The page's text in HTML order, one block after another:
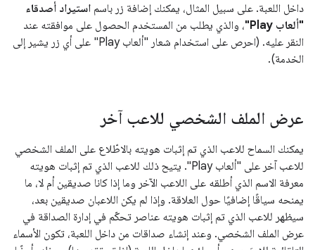
داخل اللعبة. على سبيل المثال، يمكنك إضافة زر باسم استيراد أصدقاء
"ألعاب Play"
، والذي يطلب من المستخدم الحصول على موافقته عند
النقر عليه. (احرص على استخدام شعار "ألعاب Play" على أي زر يشير إلى
الخدمة).
عرض الملف الشخصي للاعب آخر
يمكنك السماح للاعب الذي تم إثبات هويته بالاطّلاع على الملف الشخصي
للاعب آخر على "ألعاب Play". يتيح ذلك للاعب الذي تم إثبات هويته
معرفة الاسم الذي أطلقه على اللاعب الآخر وما إذا كانا صديقين أم لا، ما
يمنحه سياقًا إضافيًا حول العلاقة. وإذا لم يكن اللاعبان صديقين بعد،
سيظهر للاعب الذي تم إثبات هويته عناصر تحكّم في إدارة الصداقة في
عرض الملف الشخصي. وعند إنشاء صداقات من داخل اللعبة، تكون الأسماء